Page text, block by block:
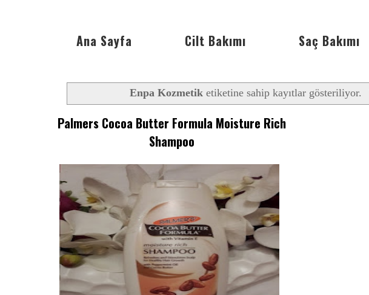
Ana Sayfa Cilt Bakımı Saç Bakımı
Enpa Kozmetik etiketine sahip kayıtlar gösteriliyor.
Palmers Cocoa Butter Formula Moisture Rich
Shampoo